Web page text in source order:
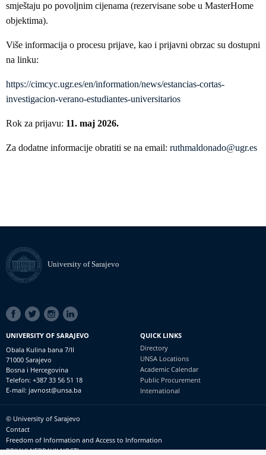
smještaju po povoljnim cijenama (rezervisane sobe u MasterHome
objektima).
Više informacija o procesu prijave, kao i prijavni obrzac su dostupni
na linku:
https://cimcyc.ugr.es/en/information/news/estancias-cortas-
investigacion-verano-estudiantes-universitarios
Rok za prijavu: 11. maj 2026.
Za dodatne informacije obratiti se na email: ruthmaldonado@ugr.es
University of Sarajevo
SOCIAL
LINKS
UNIVERSITY OF SARAJEVO
Obala Kulina bana 7/II
71000 Sarajevo
Bosna i Hercegovina
Telefon: +387 33 56 51 18
E-mail: javnost@unsa.ba
QUICK LINKS
Directory
UNSA Locations
Academic Calendar
Public Procurement
International
Footer
meni
© University of Sarajevo
Contact
Freedom of Information and Access to Information
PRIJAVI NEPRAVILNOSTI